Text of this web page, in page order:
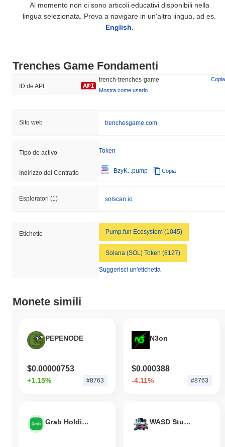
Al momento non ci sono articoli educativi disponibili nella
lingua selezionata. Prova a navigare in un'altra lingua, ad es.
English
Trenches Game Fondamenti
ID de API
trench-trenches-game
Copia
Mostra come usarlo
Sito web trenchesgame.com
Tipo de activo Token
Indirizzo del Contratto BzyK...pump Copia
Esploratori (1) solscan.io
Etichette Pump.fun Ecosystem (1045)
Solana (SOL) Token (8127)
Suggerisci un'etichetta
Monete simili
PEPENODE
$0.00000753
+1.15% #8763
N3on
$0.000388
-4.11% #8763
Grab Holdings Tokenized Stock (Ondo) WASD Studios